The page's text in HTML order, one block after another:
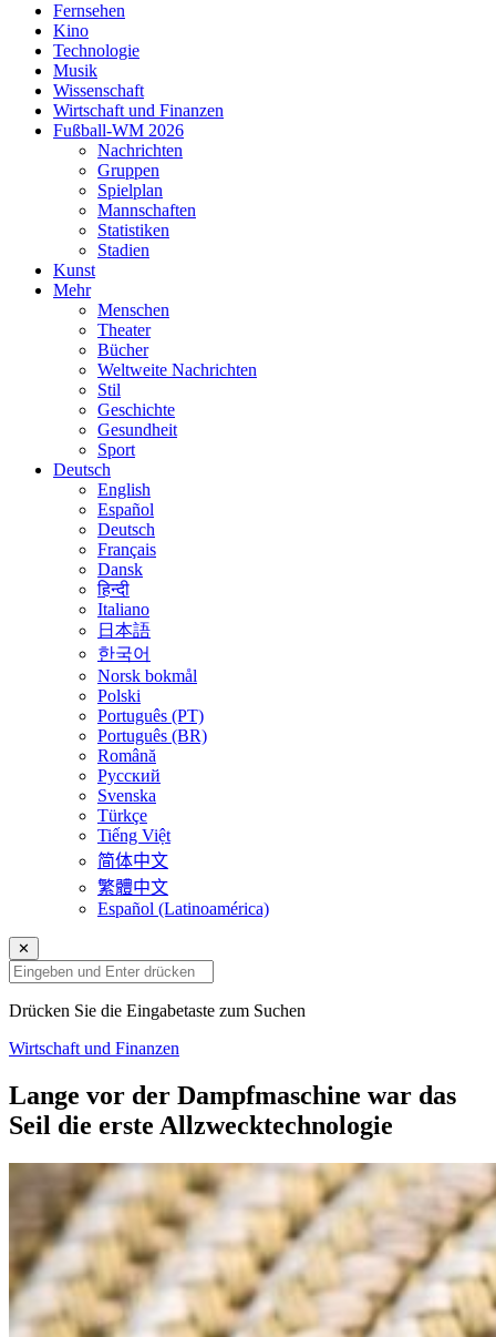
Fernsehen
Kino
Technologie
Musik
Wissenschaft
Wirtschaft und Finanzen
Fußball-WM 2026
Nachrichten
Gruppen
Spielplan
Mannschaften
Statistiken
Stadien
Kunst
Mehr
Menschen
Theater
Bücher
Weltweite Nachrichten
Stil
Geschichte
Gesundheit
Sport
Deutsch
English
Español
Deutsch
Français
Dansk
हिन्दी
Italiano
日本語
한국어
Norsk bokmål
Polski
Português (PT)
Português (BR)
Română
Русский
Svenska
Türkçe
Tiếng Việt
简体中文
繁體中文
Español (Latinoamérica)
✕
Drücken Sie die Eingabetaste zum Suchen
Wirtschaft und Finanzen
Lange vor der Dampfmaschine war das
Seil die erste Allzwecktechnologie